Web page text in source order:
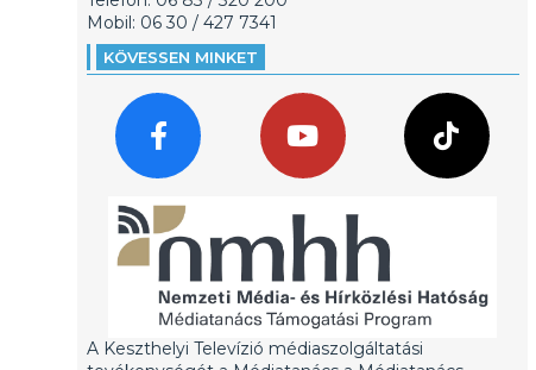
Mobil: 06 30 / 427 7341
KÖVESSEN MINKET
A Keszthelyi Televízió médiaszolgáltatási